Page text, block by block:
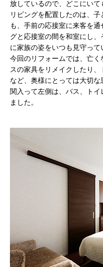
放しているので、どこにい
リビングを配置したのは、
も、手前の応接室に来客を
グと応接室の間を和室にし
に家族の姿をいつも見守っ
今回のリフォームでは、亡
スの家具をリメイクしたり
など、奥様にとっては大切
関入って左側は、バス、ト
ました。